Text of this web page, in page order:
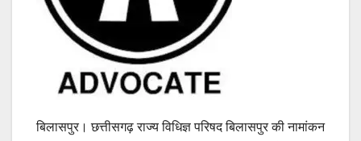
बिलासपुर। छत्तीसगढ़ राज्य विधिज्ञ परिषद बिलासपुर की नामांकन